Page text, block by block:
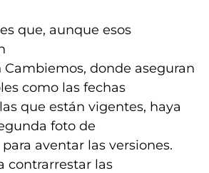
que, aunque esos
donde aseguran
como las fechas
que están vigentes, haya
foto de
aventar las versiones.
contrarrestar las